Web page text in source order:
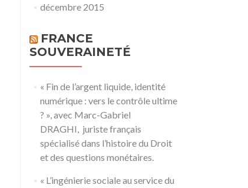
décembre 2015
FRANCE
SOUVERAINETÉ
« Fin de l’argent liquide, identité
numérique : vers le contrôle ultime
? », avec Marc-Gabriel
DRAGHI, juriste français
spécialisé dans l’histoire du Droit
et des questions monétaires.
« L’ingénierie sociale au service du